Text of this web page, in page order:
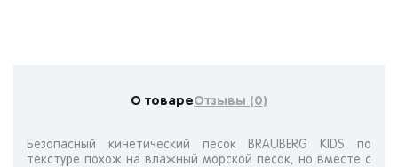
О товареОтзывы (0)
Безопасный кинетический песок BRAUBERG KIDS по
текстуре похож на влажный морской песок, но вместе с